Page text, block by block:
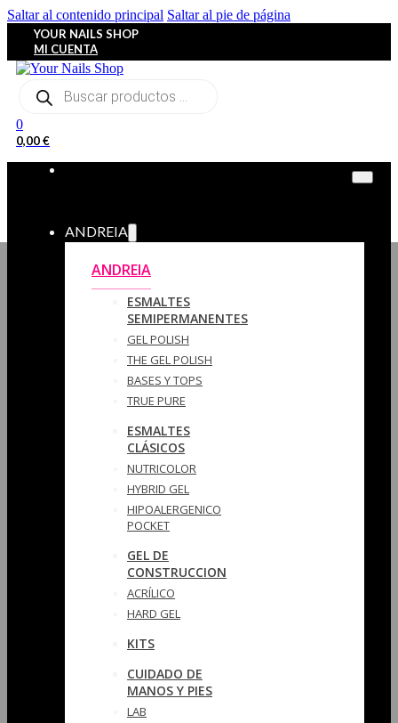
Saltar al contenido principal Saltar al pie de página
YOUR NAILS SHOP
MI CUENTA
0
0,00€
ANDREIA
ANDREIA
ESMALTES
SEMIPERMANENTES
GEL POLISH
THE GEL POLISH
BASES Y‎ TOPS
TRUE PURE
ESMALTES
CLÁSICOS
NUTRICOLOR
HYBRID GEL
HIPOALERGENICO
POCKET
GEL DE
CONSTRUCCION
ACRÍLICO
HARD GEL
KITS
CUIDADO DE
MANOS Y PIES
LAB